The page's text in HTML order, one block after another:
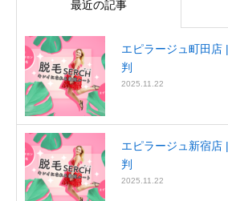
最近の記事
エピラージュ町田店
判
2025.11.22
エピラージュ新宿店
判
2025.11.22